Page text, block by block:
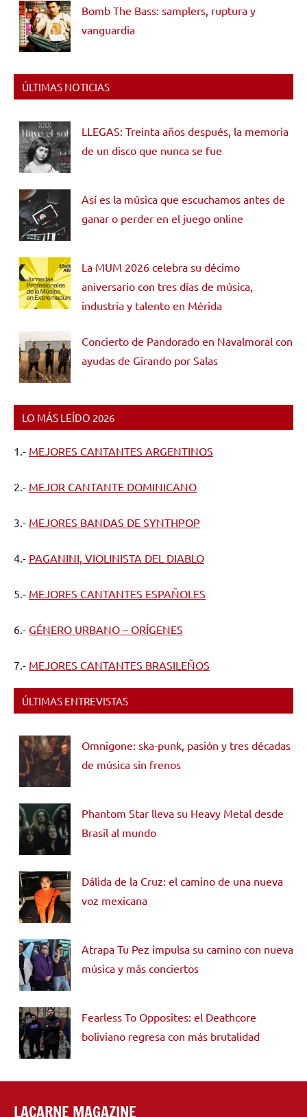
Bomb The Bass: samplers, ruptura y
vanguardia
ÚLTIMAS NOTICIAS
LLEGAS: Treinta años después, la memoria
de un disco que nunca se fue
Así es la música que escuchamos antes de
ganar o perder en el juego online
La MUM 2026 celebra su décimo
aniversario con tres días de música,
industria y talento en Mérida
Concierto de Pandorado en Navalmoral con
ayudas de Girando por Salas
LO MÁS LEÍDO 2026
1.- MEJORES CANTANTES ARGENTINOS
2.- MEJOR CANTANTE DOMINICANO
3.- MEJORES BANDAS DE SYNTHPOP
4.- PAGANINI, VIOLINISTA DEL DIABLO
5.- MEJORES CANTANTES ESPAÑOLES
6.- GÉNERO URBANO – ORÍGENES
7.- MEJORES CANTANTES BRASILEÑOS
ÚLTIMAS ENTREVISTAS
Omnigone: ska-punk, pasión y tres décadas
de música sin frenos
Phantom Star lleva su Heavy Metal desde
Brasil al mundo
Dálida de la Cruz: el camino de una nueva
voz mexicana
Atrapa Tu Pez impulsa su camino con nueva
música y más conciertos
Fearless To Opposites: el Deathcore
boliviano regresa con más brutalidad
LACARNE MAGAZINE